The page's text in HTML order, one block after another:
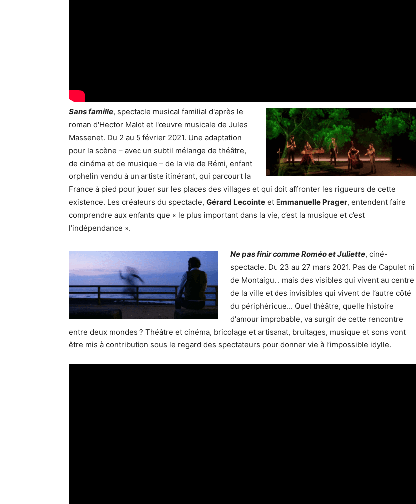
Sans famille, spectacle musical familial d'après le
roman d'Hector Malot et l'œuvre musicale de Jules
Massenet. Du 2 au 5 février 2021. Une adaptation
pour la scène – avec un subtil mélange de théâtre,
de cinéma et de musique – de la vie de Rémi, enfant
orphelin vendu à un artiste itinérant, qui parcourt la
France à pied pour jouer sur les places des villages et qui doit affronter les rigueurs de cette
existence. Les créateurs du spectacle, Gérard Lecointe et Emmanuelle Prager, entendent faire
comprendre aux enfants que « le plus important dans la vie, c’est la musique et c’est
l’indépendance ».
Ne pas finir comme Roméo et Juliette, ciné-
spectacle. Du 23 au 27 mars 2021. Pas de Capulet ni
de Montaigu... mais des visibles qui vivent au centre
de la ville et des invisibles qui vivent de l’autre côté
du périphérique... Quel théâtre, quelle histoire
d'amour improbable, va surgir de cette rencontre
entre deux mondes ? Théâtre et cinéma, bricolage et artisanat, bruitages, musique et sons vont
être mis à contribution sous le regard des spectateurs pour donner vie à l’impossible idylle.